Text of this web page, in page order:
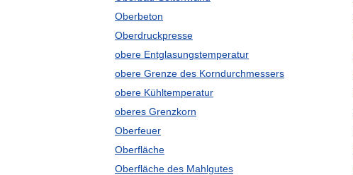
Oberbeton
Oberdruckpresse
obere Entglasungstemperatur
obere Grenze des Korndurchmessers
obere Kühltemperatur
oberes Grenzkorn
Oberfeuer
Oberfläche
Oberfläche des Mahlgutes